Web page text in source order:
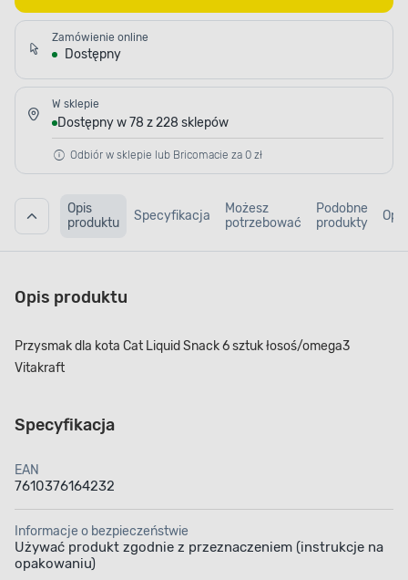
Zamówienie online
Dostępny
W sklepie
Dostępny w 78 z 228 sklepów
Odbiór w sklepie lub Bricomacie za 0 zł
Opis
produktu
Specyfikacja
Możesz
potrzebować
Podobne
produkty
Opis produktu
Przysmak dla kota Cat Liquid Snack 6 sztuk łosoś/omega3
Vitakraft
Specyfikacja
EAN
7610376164232
Informacje o bezpieczeństwie
Używać produkt zgodnie z przeznaczeniem (instrukcje na
opakowaniu)